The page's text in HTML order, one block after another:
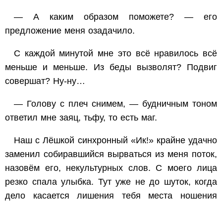
— А каким образом поможете? — его
предложение меня озадачило.
С каждой минутой мне это всё нравилось всё
меньше и меньше. Из беды вызволят? Подвиг
совершат? Ну-ну…
— Голову с плеч снимем, — будничным тоном
ответил мне заяц, тьфу, то есть маг.
Наш с Лёшкой синхронный «Ик!» крайне удачно
заменил собиравшийся вырваться из меня поток,
назовём его, некультурных слов. С моего лица
резко спала улыбка. Тут уже не до шуток, когда
дело касается лишения тебя места ношения